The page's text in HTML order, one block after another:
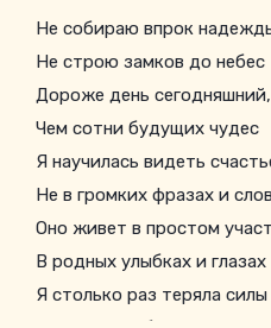
Не собираю впрок
Не строю замков до небес
Дороже день
Чем сотни будущих чудес
Я научилась видеть
Не в громких фразах и
Оно живет в простом
В родных улыбках и глазах
Я столько раз теряла силы